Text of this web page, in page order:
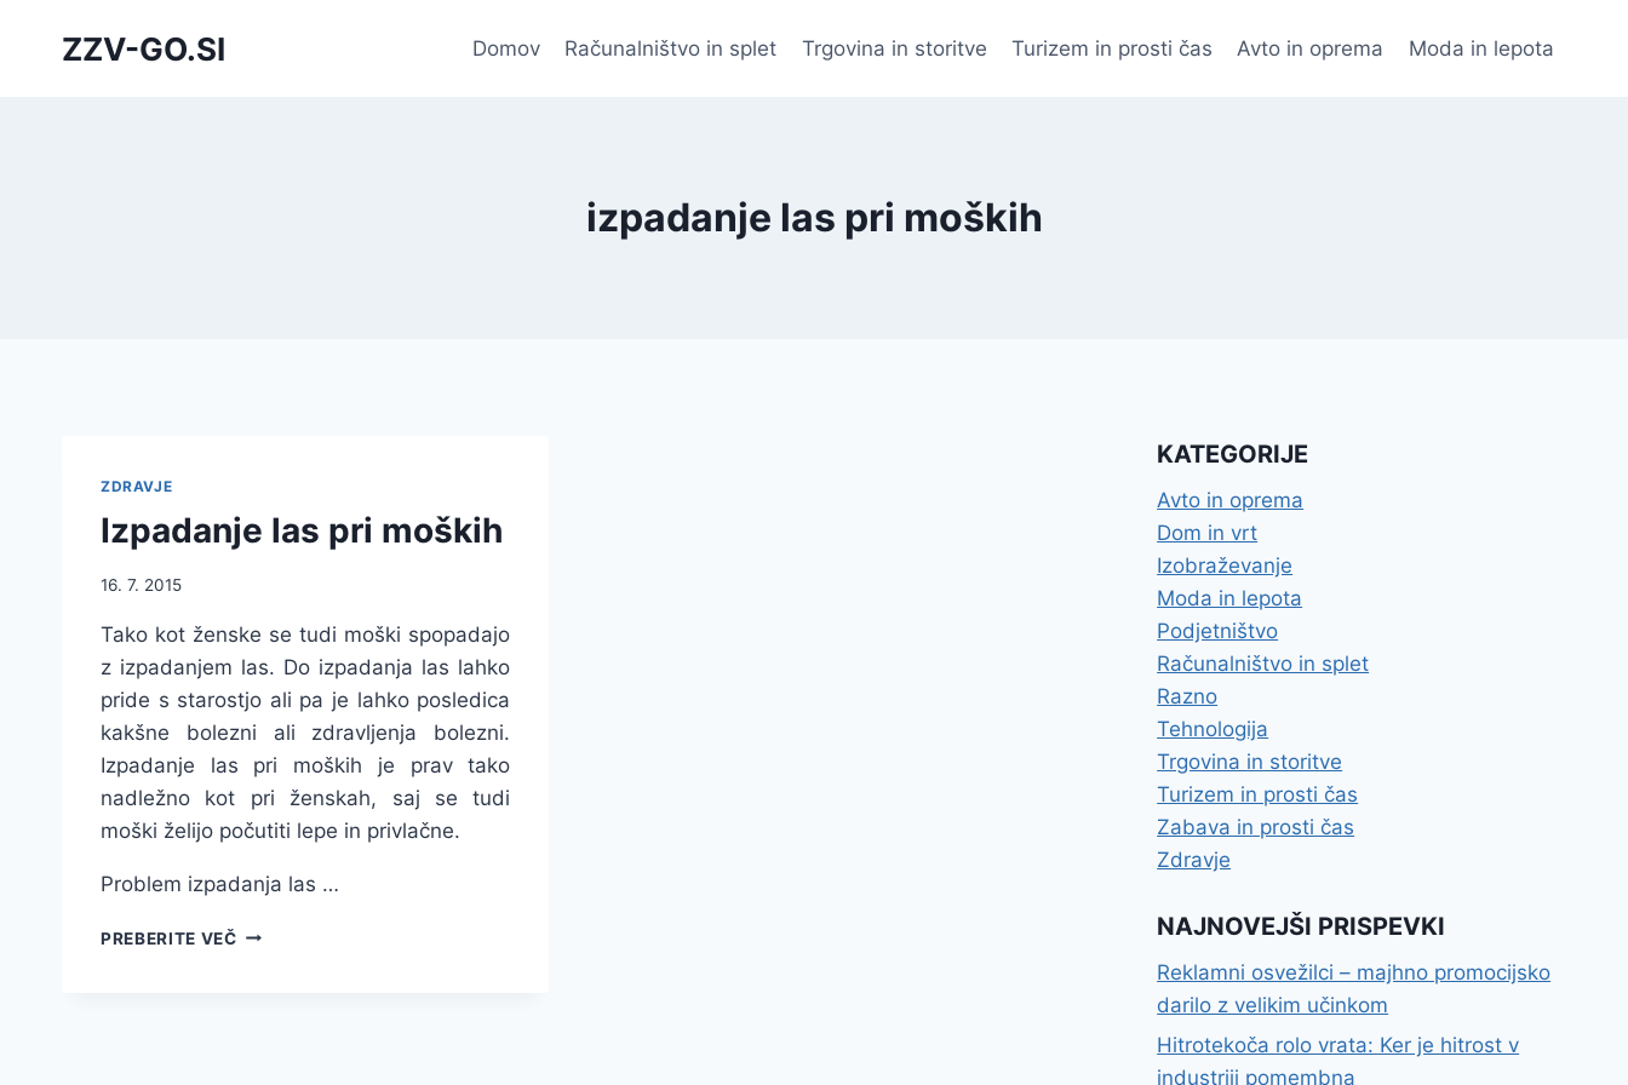
ZZV-GO.SI Domov Računalništvo in splet Trgovina in storitve Turizem in prosti čas Avto in oprema Moda in lepota
izpadanje las pri moških
ZDRAVJE
Izpadanje las pri moških
16. 7. 2015
Tako kot ženske se tudi moški spopadajo
z izpadanjem las. Do izpadanja las lahko
pride s starostjo ali pa je lahko posledica
kakšne bolezni ali zdravljenja bolezni.
Izpadanje las pri moških je prav tako
nadležno kot pri ženskah, saj se tudi
moški želijo počutiti lepe in privlačne.
Problem izpadanja las …
PREBERITE VEČIZPADANJE
KATEGORIJE
Avto in oprema
Dom in vrt
Izobraževanje
Moda in lepota
Podjetništvo
Računalništvo in splet
Razno
Tehnologija
Trgovina in storitve
Turizem in prosti čas
Zabava in prosti čas
Zdravje
NAJNOVEJŠI PRISPEVKI
Reklamni osvežilci – majhno promocijsko
darilo z velikim učinkom
Hitrotekoča rolo vrata: Ker je hitrost v
industriji pomembna